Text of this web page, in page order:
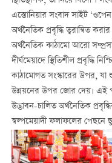
এস্তোনিয়ার সংবাদ সাইট
অর্থনৈতিক প্রবৃদ্ধি ত্বরান্বিত
অর্থনৈতিক কাঠামো আরো
দীর্ঘমেয়াদে স্থিতিশীল প্রবৃদ্ধি
কাঠামোগত সংস্কারের উপর,
উন্নয়নের উপর জোর দেয়। এই
উদ্ভাবন-চালিত অর্থনৈতিক
স্বল্পমেয়াদী ফলাফলের পেছনে